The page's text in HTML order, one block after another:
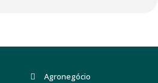
Agronegócio